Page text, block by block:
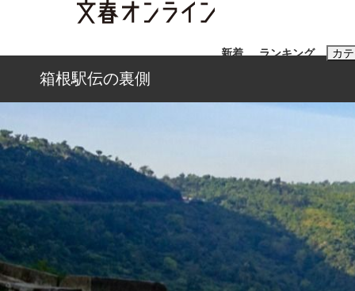
新着 ランキング カ
#藤田晋
#三
#玉木雄一郎
箱根駅伝の裏側